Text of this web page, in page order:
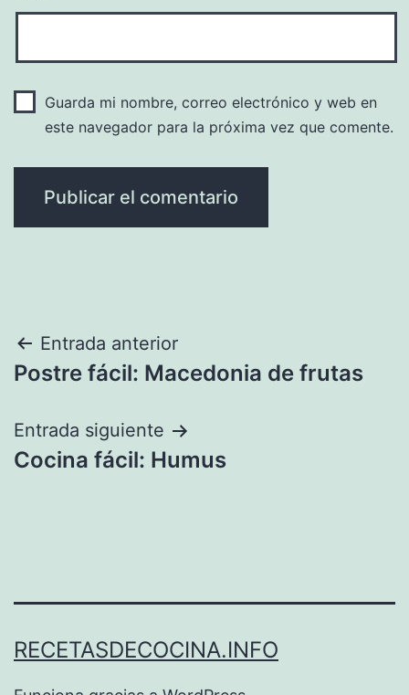
Guarda mi nombre, correo electrónico y web en
este navegador para la próxima vez que comente.
Navegación
de
entradas
Entrada anterior
Postre fácil: Macedonia de frutas
Entrada siguiente
Cocina fácil: Humus
RECETASDECOCINA.INFO